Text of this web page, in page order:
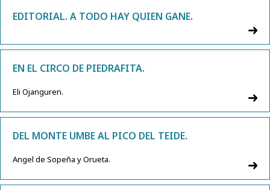
EDITORIAL. A TODO HAY QUIEN GANE.
EN EL CIRCO DE PIEDRAFITA.
Eli Ojanguren.
DEL MONTE UMBE AL PICO DEL TEIDE.
Angel de Sopeña y Orueta.